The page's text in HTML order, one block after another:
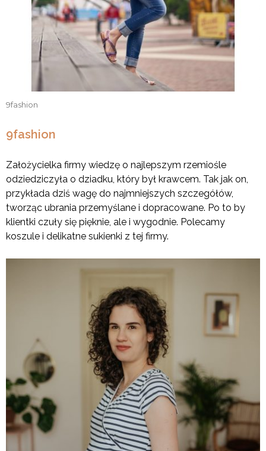
9fashion
9fashion
Założycielka firmy wiedzę o najlepszym rzemiośle
odziedziczyła o dziadku, który był krawcem. Tak jak on,
przykłada dziś wagę do najmniejszych szczegółów,
tworząc ubrania przemyślane i dopracowane. Po to by
klientki czuły się pięknie, ale i wygodnie. Polecamy
koszule i delikatne sukienki z tej firmy.